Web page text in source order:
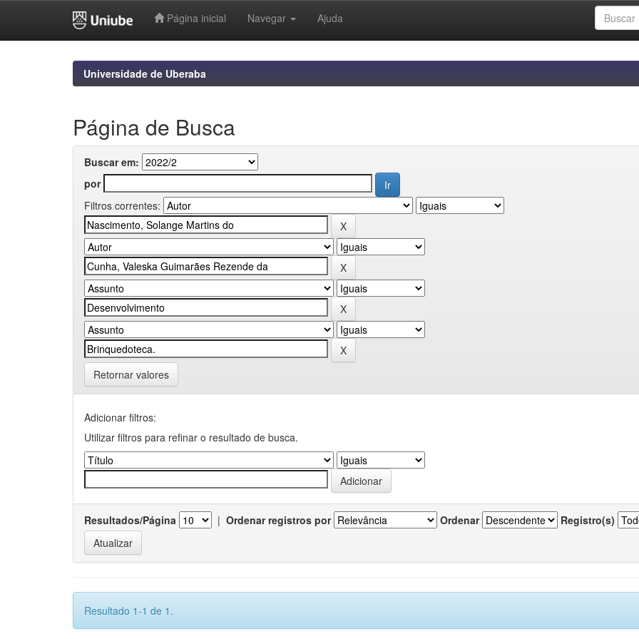
Página inicial Navegar Ajuda
Universidade de Uberaba
Página de Busca
Buscar em:
por
Filtros correntes:
Retornar valores
Adicionar filtros:
Utilizar filtros para refinar o resultado de busca.
Resultados/Página | Ordenar registros por Ordenar Registro(s)
Resultado 1-1 de 1.